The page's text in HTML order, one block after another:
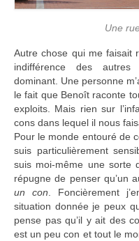
Une
Autre chose qui me faisait
indifférence des
dominant. Une personne
le fait que Benoît raconte
exploits. Mais rien sur
cons dans lequel il nous
Pour le monde entouré de
suis particulièrement
suis moi-même une sorte
répugne de penser qu’un
un con . Foncièrement
situation donnée je peux
pense pas qu’il y ait des
est un peu con et tout le